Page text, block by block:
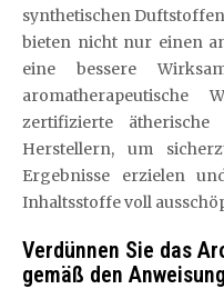
synthetischen
bieten nicht nur einen
eine bessere
zertifizierte
Herstellern, um
Ergebnisse erzielen
Inhaltsstoffe voll
Verdünnen Sie das
gemäß den